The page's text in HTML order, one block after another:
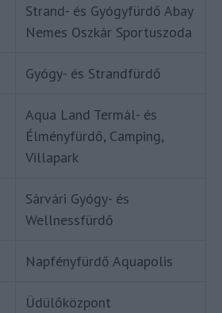
Strand- és Gyógyfürdő Abay
Nemes Oszkár Sportuszoda
Gyógy- és Strandfürdő
Aqua Land Termál- és
Élményfürdő, Camping,
Villapark
Sárvári Gyógy- és
Wellnessfürdő
Napfényfürdő Aquapolis
Üdülőközpont